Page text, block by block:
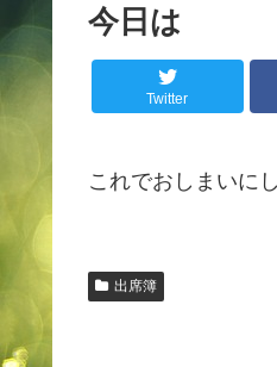
今日は
Twitter
これでおしまいに
出席簿